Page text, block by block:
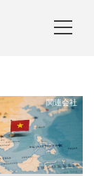
関連会社